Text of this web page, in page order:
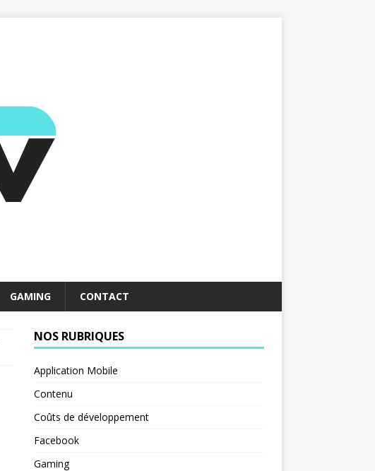
GAMING CONTACT
NOS RUBRIQUES
Application Mobile
Contenu
Coûts de développement
Facebook
Gaming